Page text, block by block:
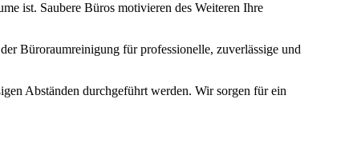
ist. Saubere Büros motivieren des Weiteren Ihre
Büroraumreinigung für professionelle, zuverlässige und
Abständen durchgeführt werden. Wir sorgen für ein